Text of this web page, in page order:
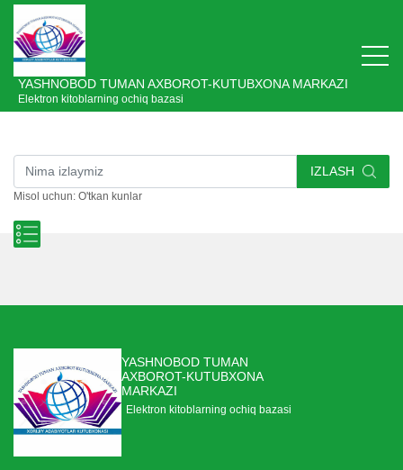
YASHNOBOD TUMAN AXBOROT-KUTUBXONA MARKAZI
Elektron kitoblarning ochiq bazasi
IZLASH
Misol uchun: O'tkan kunlar
YASHNOBOD TUMAN
AXBOROT-KUTUBXONA
MARKAZI
Elektron kitoblarning ochiq bazasi